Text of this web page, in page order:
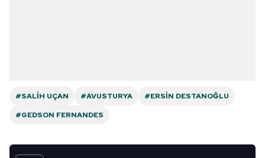
#SALIH UÇAN #AVUSTURYA
#ERSIN DESTANOĞLU
#GEDSON FERNANDES